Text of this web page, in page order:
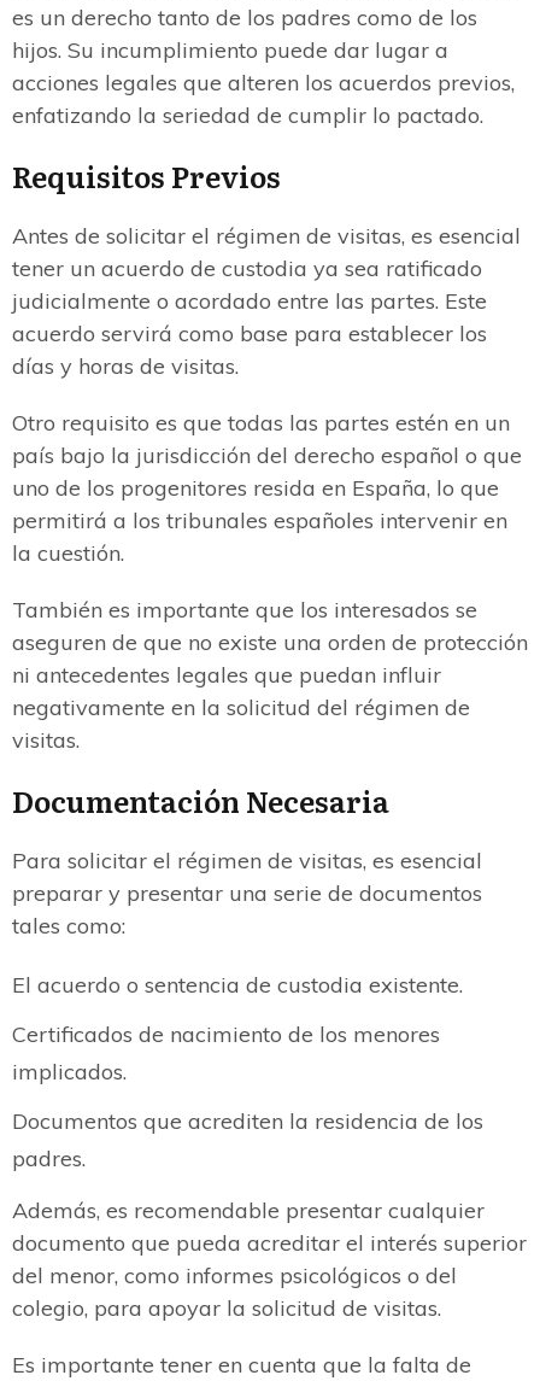
es un derecho tanto de los padres como de los
hijos. Su incumplimiento puede dar lugar a
acciones legales que alteren los acuerdos previos,
enfatizando la seriedad de cumplir lo pactado.
Requisitos Previos
Antes de solicitar el régimen de visitas, es esencial
tener un acuerdo de custodia ya sea ratificado
judicialmente o acordado entre las partes. Este
acuerdo servirá como base para establecer los
días y horas de visitas.
Otro requisito es que todas las partes estén en un
país bajo la jurisdicción del derecho español o que
uno de los progenitores resida en España, lo que
permitirá a los tribunales españoles intervenir en
la cuestión.
También es importante que los interesados se
aseguren de que no existe una orden de protección
ni antecedentes legales que puedan influir
negativamente en la solicitud del régimen de
visitas.
Documentación Necesaria
Para solicitar el régimen de visitas, es esencial
preparar y presentar una serie de documentos
tales como:
El acuerdo o sentencia de custodia existente.
Certificados de nacimiento de los menores
implicados.
Documentos que acrediten la residencia de los
padres.
Además, es recomendable presentar cualquier
documento que pueda acreditar el interés superior
del menor, como informes psicológicos o del
colegio, para apoyar la solicitud de visitas.
Es importante tener en cuenta que la falta de